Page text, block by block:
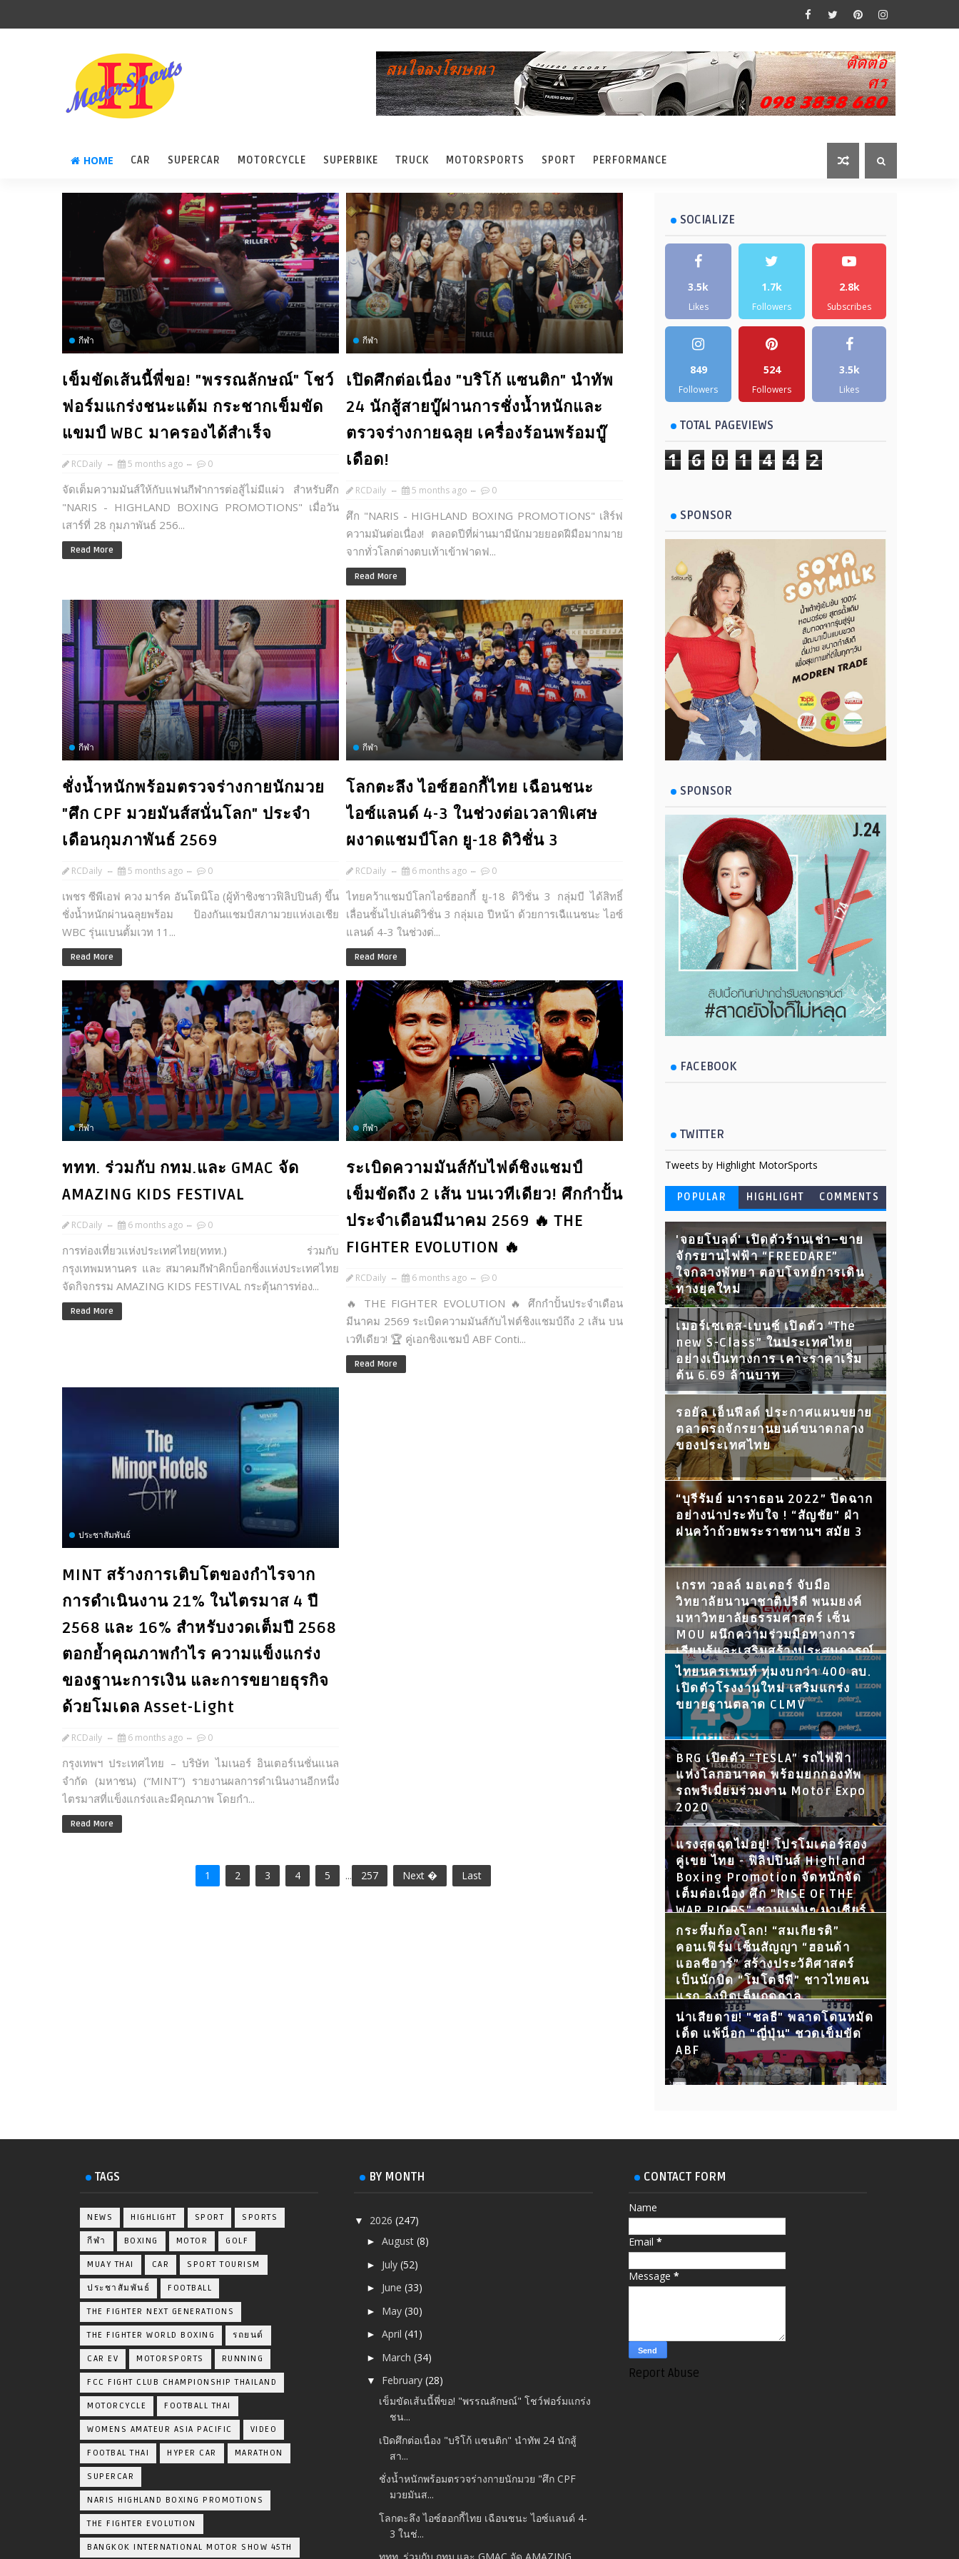
HOME CAR SUPERCAR MOTORCYCLE SUPERBIKE TRUCK MOTORSPORTS SPORT PERFORMANCE
กีฬา
เข็มขัดเส้นนี้พี่ขอ! "พรรณลักษณ์" โชว์
ฟอร์มแกร่งชนะแต้ม กระชากเข็มขัด
แขมป์ WBC มาครองได้สำเร็จ
RCDaily 5 months ago 0
จัดเต็มความมันส์ให้กับแฟนกีฬาการต่อสู้ไม่มีแผ่ว สำหรับศึก
"NARIS - HIGHLAND BOXING PROMOTIONS" เมื่อวัน
เสาร์ที่ 28 กุมภาพันธ์ 256...
Read More
กีฬา
เปิดศึกต่อเนื่อง "บริโก้ แซนติก" นำทัพ
24 นักสู้สายบู๊ผ่านการชั่งน้ำหนักและ
ตรวจร่างกายฉลุย เครื่องร้อนพร้อมบู๊
เดือด!
RCDaily 5 months ago 0
ศึก "NARIS - HIGHLAND BOXING PROMOTIONS" เสิร์ฟ
ความมันต่อเนื่อง! ตลอดปีที่ผ่านมามีนักมวยยอดฝีมือมากมาย
จากทั่วโลกต่างตบเท้าเข้าฟาดฟ...
Read More
กีฬา
ชั่งน้ำหนักพร้อมตรวจร่างกายนักมวย
"ศึก CPF มวยมันส์สนั่นโลก" ประจำ
เดือนกุมภาพันธ์ 2569
RCDaily 5 months ago 0
เพชร ซีพีเอฟ ควง มาร์ค อันโตนิโอ (ผู้ท้าชิงชาวฟิลิปปินส์) ขึ้น
ชั่งน้ำหนักผ่านฉลุยพร้อม ป้องกันแชมป์สภามวยแห่งเอเชีย
WBC รุ่นแบนตั้มเวท 11...
Read More
กีฬา
โลกตะลึง ไอซ์ฮอกกี้ไทย เฉือนชนะ
ไอซ์แลนด์ 4-3 ในช่วงต่อเวลาพิเศษ
ผงาดแชมป์โลก ยู-18 ดิวิชั่น 3
RCDaily 6 months ago 0
ไทยคว้าแชมป์โลกไอซ์ฮอกกี้ ยู-18 ดิวิชั่น 3 กลุ่มบี ได้สิทธิ์
เลื่อนชั้นไปเล่นดิวิชั่น 3 กลุ่มเอ ปีหน้า ด้วยการเฉืแนชนะ ไอซ์
แลนด์ 4-3 ในช่วงต่...
Read More
กีฬา
ททท. ร่วมกับ กทม.และ GMAC จัด
AMAZING KIDS FESTIVAL
RCDaily 6 months ago 0
การท่องเที่ยวแห่งประเทศไทย(ททท.) ร่วมกับ
กรุงเทพมหานคร และ สมาคมกีฬาคิกบ็อกซิ่งแห่งประเทศไทย
จัดกิจกรรม AMAZING KIDS FESTIVAL กระตุ้นการท่อง...
Read More
กีฬา
ระเบิดความมันส์กับไฟต์ชิงแชมป์
เข็มขัดถึง 2 เส้น บนเวทีเดียว! ศึกกำปั้น
ประจำเดือนมีนาคม 2569 🔥 THE
FIGHTER EVOLUTION 🔥
RCDaily 6 months ago 0
🔥 THE FIGHTER EVOLUTION 🔥 ศึกกำปั้นประจำเดือน
มีนาคม 2569 ระเบิดความมันส์กับไฟต์ชิงแชมป์ถึง 2 เส้น บน
เวทีเดียว! 🏆 คู่เอกชิงแชมป์ ABF Conti...
Read More
ประชาสัมพันธ์
MINT สร้างการเติบโตของกำไรจาก
การดำเนินงาน 21% ในไตรมาส 4 ปี
2568 และ 16% สำหรับงวดเต็มปี 2568
ตอกย้ำคุณภาพกำไร ความแข็งแกร่ง
ของฐานะการเงิน และการขยายธุรกิจ
ด้วยโมเดล Asset-Light
RCDaily 6 months ago 0
กรุงเทพฯ ประเทศไทย – บริษัท ไมเนอร์ อินเตอร์เนชั่นแนล
จำกัด (มหาชน) (“MINT”) รายงานผลการดำเนินงานอีกหนึ่ง
ไตรมาสที่แข็งแกร่งและมีคุณภาพ โดยกำ...
Read More
1 2 3 4 5 ... 257 Next � Last
SOCIALIZE
3.5k
Likes
1.7k
Followers
2.8k
Subscribes
849
Followers
524
Followers
3.5k
Likes
TOTAL PAGEVIEWS
1 6 0 1 4 4 2
SPONSOR
SPONSOR
FACEBOOK
TWITTER
Tweets by Highlight MotorSports
POPULAR HIGHLIGHT COMMENTS
'จอยโบลด์' เปิดตัวร้านเช่า–ขาย
จักรยานไฟฟ้า “FREEDARE”
ใจกลางพัทยา ตอบโจทย์การเดิน
ทางยุคใหม่
เมอร์เซเดส-เบนซ์ เปิดตัว “The
new S-Class” ในประเทศไทย
อย่างเป็นทางการ เคาะราคาเริ่ม
ต้น 6.69 ล้านบาท
รอยัล เอ็นฟีลด์ ประกาศแผนขยาย
ตลาดรถจักรยานยนต์ขนาดกลาง
ของประเทศไทย
“บุรีรัมย์ มาราธอน 2022” ปิดฉาก
อย่างน่าประทับใจ ! “สัญชัย” ฝ่า
ฝนคว้าถ้วยพระราชทานฯ สมัย 3
เกรท วอลล์ มอเตอร์ จับมือ
วิทยาลัยนานาชาติปรีดี พนมยงค์
มหาวิทยาลัยธรรมศาสตร์ เซ็น
MOU ผนึกความร่วมมือทางการ
เรียนรู้และเสริมสร้างประสบการณ์
ให้นักศึกษา พร้อมเปิดประตูสู่โลก
การทำงานในอนาคต
ไทยนครเพนท์ ทุ่มงบกว่า 400 ลบ.
เปิดตัวโรงงานใหม่ เสริมแกร่ง
ขยายฐานตลาด CLMV
BRG เปิดตัว “TESLA” รถไฟฟ้า
แห่งโลกอนาคต พร้อมยกกองทัพ
รถพรีเมี่ยมร่วมงาน Motor Expo
2020
แรงสุดฉุดไม่อยู่! โปรโมเตอร์สอง
คู่เขย ไทย - ฟิลิปปินส์ Highland
Boxing Promotion จัดหนักจัด
เต็มต่อเนื่อง ศึก "RISE OF THE
WAR RIORS" ชวนแฟนๆ มาเชียร์
กับ 15 คู่ขุนพลนักสู้ ห้ามพลาด!
กระหึ่มก้องโลก! “สมเกียรติ”
คอนเฟิร์ม เซ็นสัญญา “ฮอนด้า
แอลซีอาร์” สร้างประวัติศาสตร์
เป็นนักบิด “โมโตจีพี” ชาวไทยคน
แรก ลงบิดเต็มฤดูกาล
น่าเสียดาย! "ชลธี" พลาดโดนหมัด
เด็ด แพ้น็อก "ญี่ปุ่น" ชวดเข็มขัด
ABF
TAGS
NEWS HIGHLIGHT SPORT SPORTS
กีฬา BOXING MOTOR GOLF
MUAY THAI CAR SPORT TOURISM
ประชาสัมพันธ์ FOOTBALL
THE FIGHTER NEXT GENERATIONS
THE FIGHTER WORLD BOXING รถยนต์
CAR EV MOTORSPORTS RUNNING
FCC FIGHT CLUB CHAMPIONSHIP THAILAND
MOTORCYCLE FOOTBALL THAI
WOMENS AMATEUR ASIA PACIFIC VIDEO
FOOTBAL THAI HYPER CAR MARATHON
SUPERCAR
NARIS HIGHLAND BOXING PROMOTIONS
THE FIGHTER EVOLUTION
BANGKOK INTERNATIONAL MOTOR SHOW 45TH
BY MONTH
▼ 2026(247)
►August(8)
► July(52)
► June(33)
► May(30)
►April(41)
► March(34)
▼ February(28)
เข็มขัดเส้นนี้พี่ขอ! "พรรณลักษณ์" โชว์ฟอร์มแกร่ง
ชน...
เปิดศึกต่อเนื่อง "บริโก้ แซนติก" นำทัพ 24 นักสู้
สา...
ชั่งน้ำหนักพร้อมตรวจร่างกายนักมวย "ศึก CPF
มวยมันส...
โลกตะลึง ไอซ์ฮอกกี้ไทย เฉือนชนะ ไอซ์แลนด์ 4-
3 ในช่...
CONTACT FORM
Name
Email *
Message *
Report Abuse